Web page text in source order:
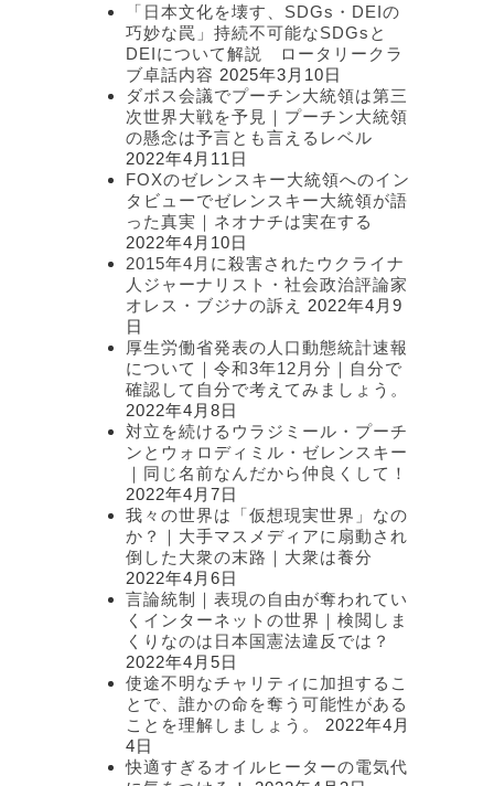
「日本文化を壊す、SDGs・DEIの
巧妙な罠」持続不可能なSDGsと
DEIについて解説 ロータリークラ
ブ卓話内容 2025年3月10日
ダボス会議でプーチン大統領は第三
次世界大戦を予見｜プーチン大統領
の懸念は予言とも言えるレベル
2022年4月11日
FOXのゼレンスキー大統領へのイン
タビューでゼレンスキー大統領が語
った真実｜ネオナチは実在する
2022年4月10日
2015年4月に殺害されたウクライナ
人ジャーナリスト・社会政治評論家
オレス・ブジナの訴え
2022年4月9
日
厚生労働省発表の人口動態統計速報
について｜令和3年12月分｜自分で
確認して自分で考えてみましょう。
2022年4月8日
対立を続けるウラジミール・プーチ
ンとウォロディミル・ゼレンスキー
｜同じ名前なんだから仲良くして！
2022年4月7日
我々の世界は「仮想現実世界」なの
か？｜大手マスメディアに扇動され
倒した大衆の末路｜大衆は養分
2022年4月6日
言論統制｜表現の自由が奪われてい
くインターネットの世界｜検閲しま
くりなのは日本国憲法違反では？
2022年4月5日
使途不明なチャリティに加担するこ
とで、誰かの命を奪う可能性がある
ことを理解しましょう。
2022年4月
4日
快適すぎるオイルヒーターの電気代